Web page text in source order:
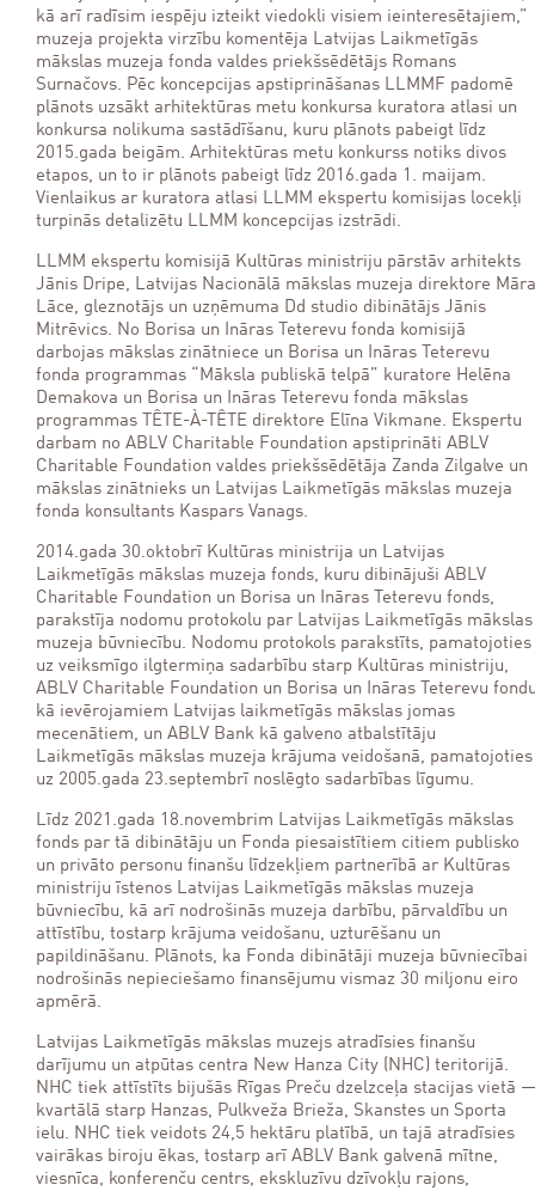
kā arī radīsim iespēju izteikt viedokli visiem ieinteresētajiem,”
muzeja projekta virzību komentēja Latvijas Laikmetīgās
mākslas muzeja fonda valdes priekšsēdētājs Romans
Surnačovs. Pēc koncepcijas apstiprināšanas LLMMF padomē
plānots uzsākt arhitektūras metu konkursa kuratora atlasi un
konkursa nolikuma sastādīšanu, kuru plānots pabeigt līdz
2015.gada beigām. Arhitektūras metu konkurss notiks divos
etapos, un to ir plānots pabeigt līdz 2016.gada 1. maijam.
Vienlaikus ar kuratora atlasi LLMM ekspertu komisijas locekļi
turpinās detalizētu LLMM koncepcijas izstrādi.
LLMM ekspertu komisijā Kultūras ministriju pārstāv arhitekts
Jānis Dripe, Latvijas Nacionālā mākslas muzeja direktore Māra
Lāce, gleznotājs un uzņēmuma Dd studio dibinātājs Jānis
Mitrēvics. No Borisa un Ināras Teterevu fonda komisijā
darbojas mākslas zinātniece un Borisa un Ināras Teterevu
fonda programmas “Māksla publiskā telpā” kuratore Helēna
Demakova un Borisa un Ināras Teterevu fonda mākslas
programmas TÊTE-À-TÊTE direktore Elīna Vikmane. Ekspertu
darbam no ABLV Charitable Foundation apstiprināti ABLV
Charitable Foundation valdes priekšsēdētāja Zanda Zilgalve un
mākslas zinātnieks un Latvijas Laikmetīgās mākslas muzeja
fonda konsultants Kaspars Vanags.
2014.gada 30.oktobrī Kultūras ministrija un Latvijas
Laikmetīgās mākslas muzeja fonds, kuru dibinājuši ABLV
Charitable Foundation un Borisa un Ināras Teterevu fonds,
parakstīja nodomu protokolu par Latvijas Laikmetīgās mākslas
muzeja būvniecību. Nodomu protokols parakstīts, pamatojoties
uz veiksmīgo ilgtermiņa sadarbību starp Kultūras ministriju,
ABLV Charitable Foundation un Borisa un Ināras Teterevu
kā ievērojamiem Latvijas laikmetīgās mākslas jomas
mecenātiem, un ABLV Bank kā galveno atbalstītāju
Laikmetīgās mākslas muzeja krājuma veidošanā, pamatojoties
uz 2005.gada 23.septembrī noslēgto sadarbības līgumu.
Līdz 2021.gada 18.novembrim Latvijas Laikmetīgās mākslas
fonds par tā dibinātāju un Fonda piesaistītiem citiem publisko
un privāto personu finanšu līdzekļiem partnerībā ar Kultūras
ministriju īstenos Latvijas Laikmetīgās mākslas muzeja
būvniecību, kā arī nodrošinās muzeja darbību, pārvaldību un
attīstību, tostarp krājuma veidošanu, uzturēšanu un
papildināšanu. Plānots, ka Fonda dibinātāji muzeja būvniecībai
nodrošinās nepieciešamo finansējumu vismaz 30 miljonu eiro
apmērā.
Latvijas Laikmetīgās mākslas muzejs atradīsies finanšu
darījumu un atpūtas centra New Hanza City (NHC) teritorijā.
NHC tiek attīstīts bijušās Rīgas Preču dzelzceļa stacijas vietā
kvartālā starp Hanzas, Pulkveža Brieža, Skanstes un Sporta
ielu. NHC tiek veidots 24,5 hektāru platībā, un tajā atradīsies
vairākas biroju ēkas, tostarp arī ABLV Bank galvenā mītne,
viesnīca, konferenču centrs, ekskluzīvu dzīvokļu rajons,